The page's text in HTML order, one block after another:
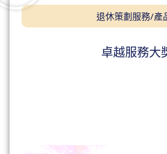
退休策劃服務/產
卓越服務大